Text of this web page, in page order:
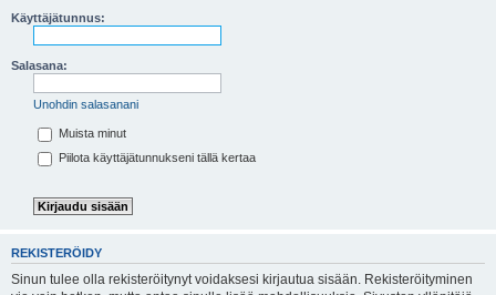
Käyttäjätunnus:
Salasana:
Unohdin salasanani
Muista minut
Piilota käyttäjätunnukseni tällä kertaa
REKISTERÖIDY
Sinun tulee olla rekisteröitynyt voidaksesi kirjautua sisään. Rekisteröityminen